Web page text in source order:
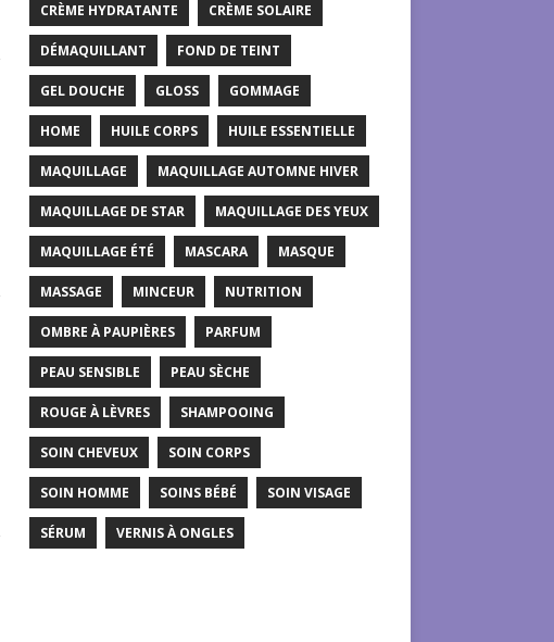
CRÈME HYDRATANTE CRÈME SOLAIRE
DÉMAQUILLANT FOND DE TEINT
GEL DOUCHE GLOSS GOMMAGE
HOME HUILE CORPS HUILE ESSENTIELLE
MAQUILLAGE MAQUILLAGE AUTOMNE HIVER
MAQUILLAGE DE STAR MAQUILLAGE DES YEUX
MAQUILLAGE ÉTÉ MASCARA MASQUE
MASSAGE MINCEUR NUTRITION
OMBRE À PAUPIÈRES PARFUM
PEAU SENSIBLE PEAU SÈCHE
ROUGE À LÈVRES SHAMPOOING
SOIN CHEVEUX SOIN CORPS
SOIN HOMME SOINS BÉBÉ SOIN VISAGE
SÉRUM VERNIS À ONGLES